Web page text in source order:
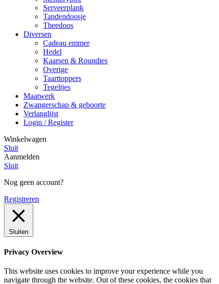
Serveerplank
Tandendoosje
Theedoos
Diversen
Cadeau emmer
Hedel
Kaarsen & Roundies
Overige
Taarttoppers
Tegeltjes
Maatwerk
Zwangerschap & geboorte
Verlanglijst
Login / Register
Winkelwagen
Sluit
Aanmelden
Sluit
Nog geen account?
Registreren
Sluiten
Privacy Overview
This website uses cookies to improve your experience while you
navigate through the website. Out of these cookies, the cookies that